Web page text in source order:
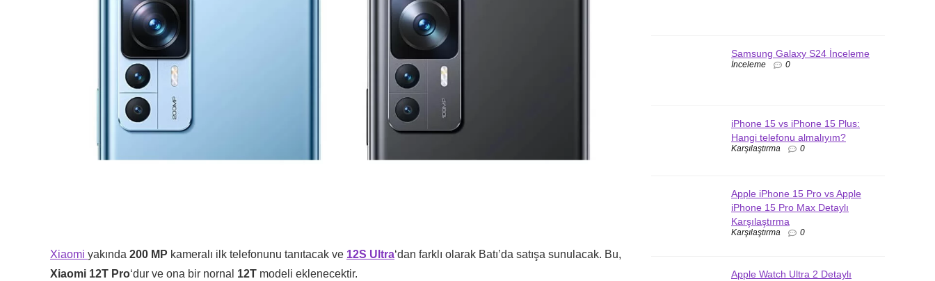
Xiaomi yakında 200 MP kameralı ilk telefonunu tanıtacak ve 12S Ultra‘dan farklı olarak Batı’da satışa sunulacak. Bu,
Xiaomi 12T Pro‘dur ve ona bir nornal 12T modeli eklenecektir.
Samsung Galaxy S24 İnceleme
İnceleme 0
iPhone 15 vs iPhone 15 Plus:
Hangi telefonu almalıyım?
Karşılaştırma 0
Apple iPhone 15 Pro vs Apple
iPhone 15 Pro Max Detaylı
Karşılaştırma
Karşılaştırma 0
Apple Watch Ultra 2 Detaylı